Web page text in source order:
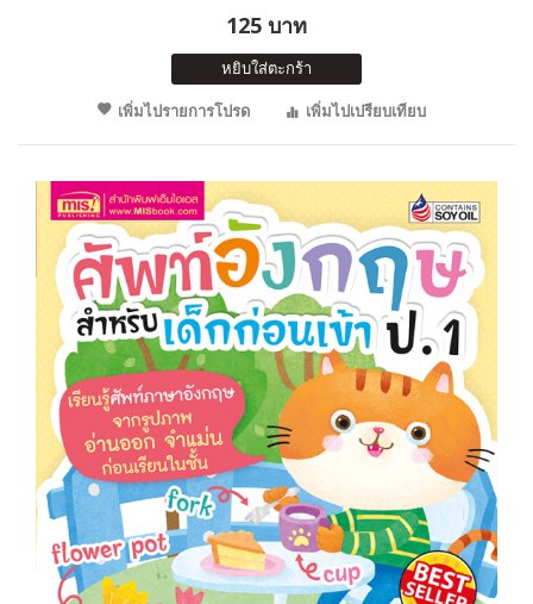
125 บาท
หยิบใส่ตะกร้า
เพิ่มไปรายการโปรด
เพิ่มไปเปรียบเทียบ